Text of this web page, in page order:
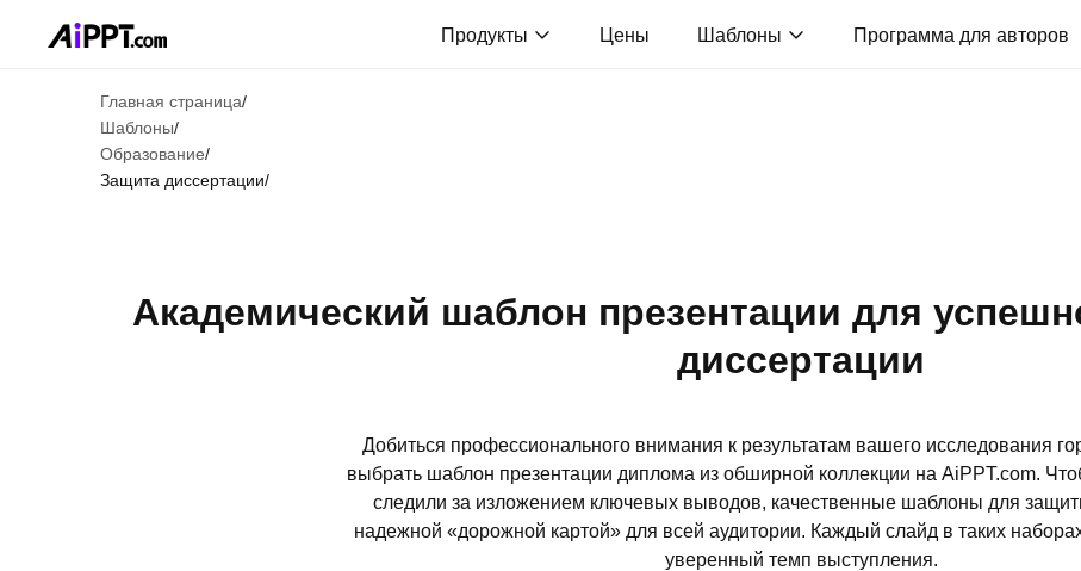
Продукты Цены Шаблоны Программа для авторов
Главная страница/
Шаблоны/
Образование/
Защита диссертации/
Академический шаблон презентации для
диссертации
Добиться профессионального внимания к результатам вашего исследования
выбрать шаблон презентации диплома из обширной коллекции на AiPPT.com.
следили за изложением ключевых выводов, качественные шаблоны для
надежной «дорожной картой» для всей аудитории. Каждый слайд в таких
уверенный темп выступления.